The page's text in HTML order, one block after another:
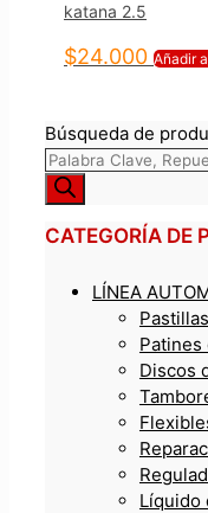
katana 2.5
$24.000 Añadir
Búsqueda de
CATEGORÍA DE
LÍNEA
Patines
Discos
Líquido